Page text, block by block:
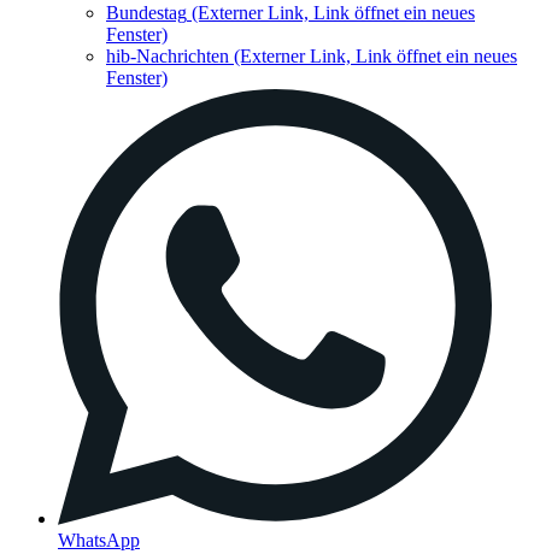
Bundestag (Externer Link, Link öffnet ein neues
Fenster)
hib-Nachrichten (Externer Link, Link öffnet ein neues
Fenster)
WhatsApp